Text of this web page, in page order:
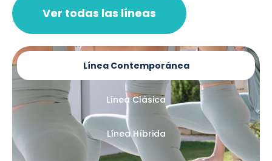
Ver todas las líneas
Línea Contemporánea
Línea Clásica
Línea Híbrida